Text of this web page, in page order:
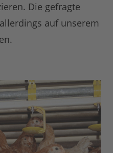
Die gefragte
auf unserem